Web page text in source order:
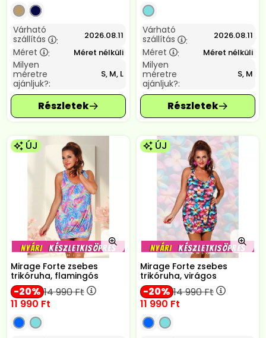
Várható
szállítás
: 2026.08.11
Méret : Méret nélküli
Milyen
méretre
ajánljuk?:
S, M, L
Várható
szállítás
: 2026.08.11
Méret : Méret nélküli
Milyen
méretre
ajánljuk?:
S, M
ÚJ
Mirage Forte zsebes
trikóruha, flamingós
20 14 990Ft
11 990 Ft
ÚJ
Mirage Forte zsebes
trikóruha, virágos
20 14 990Ft
11 990 Ft